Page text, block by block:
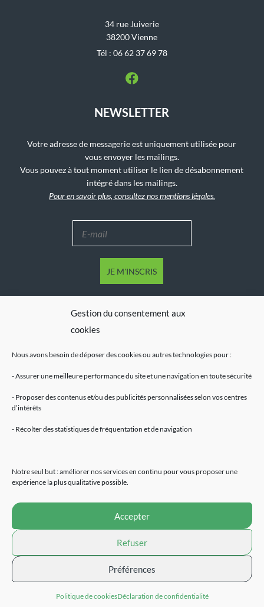
Gestion du consentement aux
cookies
Nous avons besoin de déposer des cookies ou autres technologies pour :
- Assurer une meilleure performance du site et une navigation en toute sécurité
- Proposer des contenus et/ou des publicités personnalisées selon vos centres
d’intérêts
- Récolter des statistiques de fréquentation et de navigation
Notre seul but : améliorer nos services en continu pour vous proposer une
expérience la plus qualitative possible.
Accepter
Refuser
Préférences
Politique de cookiesDéclaration de confidentialité
34 rue Juiverie
38200 Vienne
Tél : 06 62 37 69 78
NEWSLETTER
Votre adresse de messagerie est uniquement utilisée pour
vous envoyer les mailings.
Vous pouvez à tout moment utiliser le lien de désabonnement
intégré dans les mailings.
Pour en savoir plus, consultez nos mentions légales.
Mentions légales
Huiles de CBD
Extraction CBD
Cosmétiques
Alimentation naturelle
Devenir revendeur
Contact
Site réalisé par